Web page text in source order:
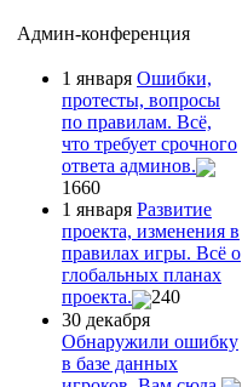
Админ-конференция
1 января Ошибки,
протесты, вопросы
по правилам. Всё,
что требует срочного
ответа админов.
1660
1 января Развитие
проекта, изменения в
правилах игры. Всё о
глобальных планах
проекта.
240
30 декабря
Обнаружили ошибку
в базе данных